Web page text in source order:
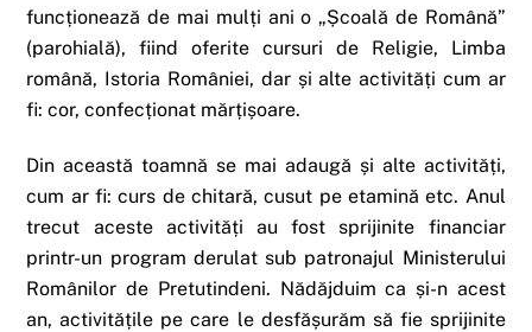
funcționează de mai mulți ani o „Școală de Română”
(parohială), fiind oferite cursuri de Religie, Limba
română, Istoria României, dar și alte activități cum ar
fi: cor, confecționat mărțișoare.
Din această toamnă se mai adaugă și alte activități,
cum ar fi: curs de chitară, cusut pe etamină etc. Anul
trecut aceste activități au fost sprijinite financiar
printr-un program derulat sub patronajul Ministerului
Românilor de Pretutindeni. Nădăjduim ca și-n acest
an, activitățile pe care le desfășurăm să fie sprijinite